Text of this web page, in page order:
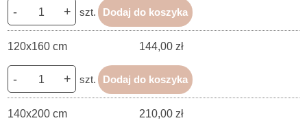
- + szt. Dodaj do koszyka
120x160 cm 144,00 zł
- + szt. Dodaj do koszyka
140x200 cm 210,00 zł